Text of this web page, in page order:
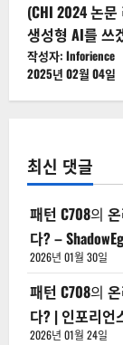
(CHI 2024 논
생성형 AI를 쓰
작성자: Inforience
2025년 02월 04일
최신 댓글
패턴 C708의
다? –
2026년 01월 30일
패턴 C708의
다? | 인포리언
2026년 01월 24일